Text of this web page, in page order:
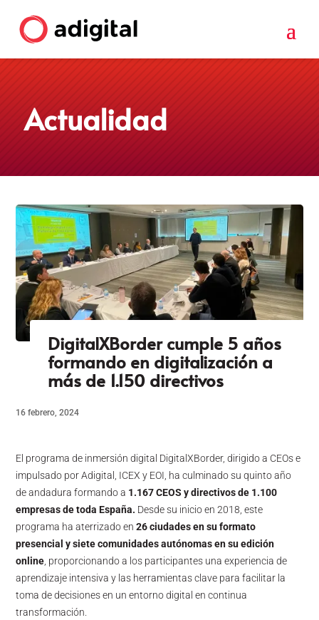
Actualidad
DigitalXBorder cumple 5 años
formando en digitalización a
más de 1.150 directivos
16 febrero, 2024
El programa de inmersión digital DigitalXBorder, dirigido a CEOs e
impulsado por Adigital, ICEX y EOI, ha culminado su quinto año
de andadura formando a 1.167 CEOS y directivos de 1.100
empresas de toda España. Desde su inicio en 2018, este
programa ha aterrizado en26 ciudades en su formato
presencial y siete comunidades autónomas en su edición
online , proporcionando a los participantes una experiencia de
aprendizaje intensiva y las herramientas clave para facilitar la
toma de decisiones en un entorno digital en continua
transformación.